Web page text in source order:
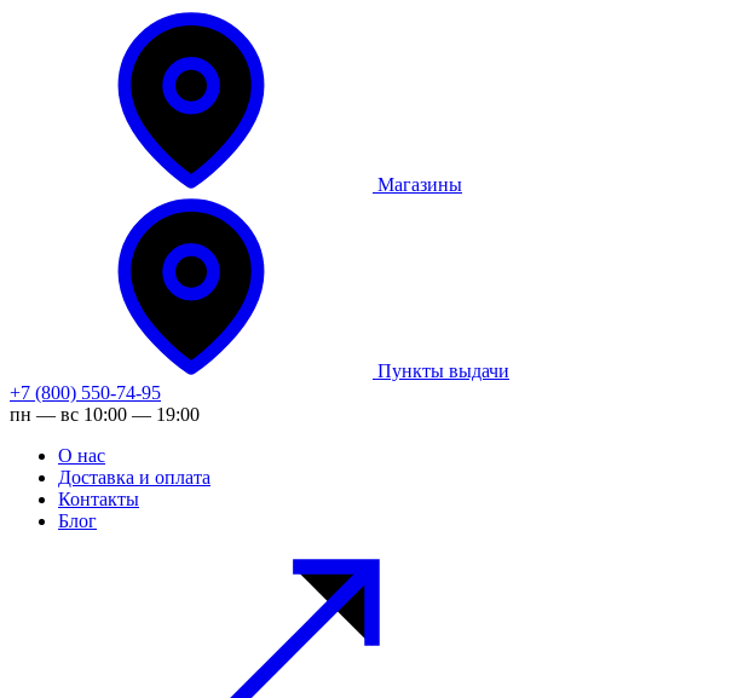
Магазины
Пункты выдачи
+7 (800) 550-74-95
пн — вс 10:00 — 19:00
О нас
Доставка и оплата
Контакты
Блог